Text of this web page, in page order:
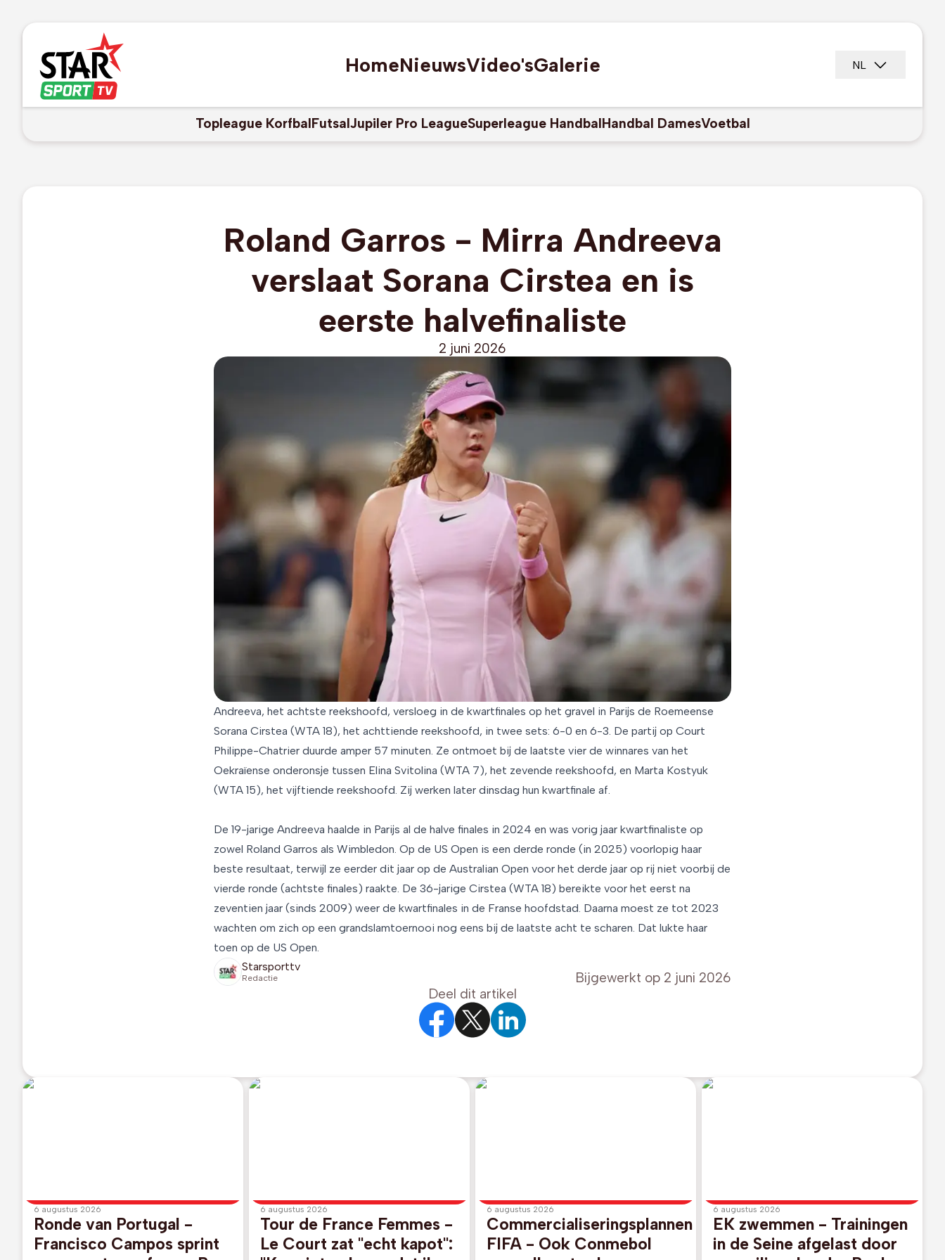
HomeNieuwsVideo'sGalerie NL
Topleague KorfbalFutsalJupiler Pro LeagueSuperleague HandbalHandbal DamesVoetbal
Roland Garros - Mirra Andreeva
verslaat Sorana Cirstea en is
eerste halvefinaliste
2 juni 2026
Andreeva, het achtste reekshoofd, versloeg in de kwartfinales op het gravel in Parijs de Roemeense
Sorana Cirstea (WTA 18), het achttiende reekshoofd, in twee sets: 6-0 en 6-3. De partij op Court
Philippe-Chatrier duurde amper 57 minuten. Ze ontmoet bij de laatste vier de winnares van het
Oekraïense onderonsje tussen Elina Svitolina (WTA 7), het zevende reekshoofd, en Marta Kostyuk
(WTA 15), het vijftiende reekshoofd. Zij werken later dinsdag hun kwartfinale af.
De 19-jarige Andreeva haalde in Parijs al de halve finales in 2024 en was vorig jaar kwartfinaliste op
zowel Roland Garros als Wimbledon. Op de US Open is een derde ronde (in 2025) voorlopig haar
beste resultaat, terwijl ze eerder dit jaar op de Australian Open voor het derde jaar op rij niet voorbij de
vierde ronde (achtste finales) raakte. De 36-jarige Cirstea (WTA 18) bereikte voor het eerst na
zeventien jaar (sinds 2009) weer de kwartfinales in de Franse hoofdstad. Daarna moest ze tot 2023
wachten om zich op een grandslamtoernooi nog eens bij de laatste acht te scharen. Dat lukte haar
toen op de US Open.
Starsporttv
Redactie Bijgewerkt op 2 juni 2026
Deel dit artikel
6 augustus 2026
Ronde van Portugal -
Francisco Campos sprint
6 augustus 2026
Tour de France Femmes -
Le Court zat "echt kapot":
6 augustus 2026
Commercialiseringsplannen
FIFA - Ook Conmebol
6 augustus 2026
EK zwemmen - Trainingen
in de Seine afgelast door